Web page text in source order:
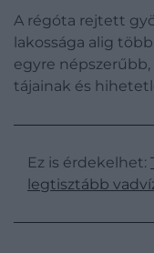
A régóta rejtett
lakossága alig
egyre
tájainak és
Ez is érdekelhet:
legtisztább